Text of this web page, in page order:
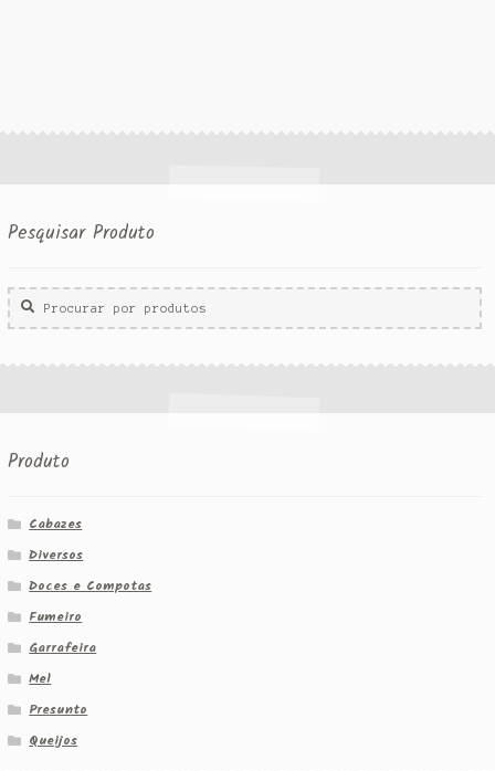
Pesquisar Produto
Procurar
por:
Produto
Cabazes
Diversos
Doces e Compotas
Fumeiro
Garrafeira
Mel
Presunto
Queijos